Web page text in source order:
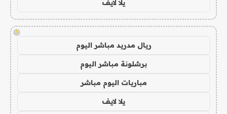
يلا لايف
!
ريال مدريد مباشر اليوم
برشلونة مباشر اليوم
مباريات اليوم مباشر
يلا لايف